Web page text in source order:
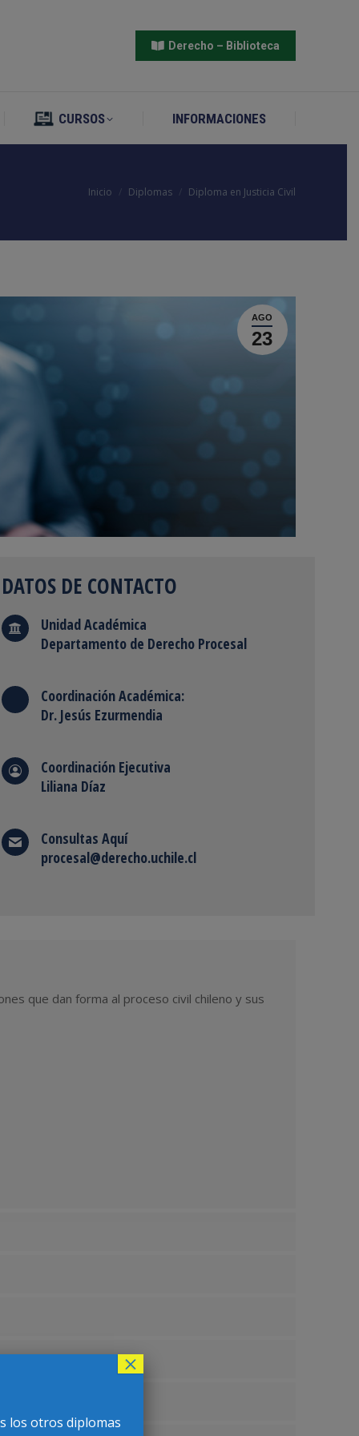
Derecho – Biblioteca
CURSOS INFORMACIONES
Estás aquí:
Inicio Diplomas Diploma en Justicia Civil
AGO
23
DATOS DE CONTACTO
Unidad Académica
Departamento de Derecho Procesal
Coordinación Académica:
Dr. Jesús Ezurmendia
Coordinación Ejecutiva
Liliana Díaz
Consultas Aquí
procesal@derecho.uchile.cl
que dan forma al proceso civil chileno y sus
los otros diplomas
×
INFORMACIONES